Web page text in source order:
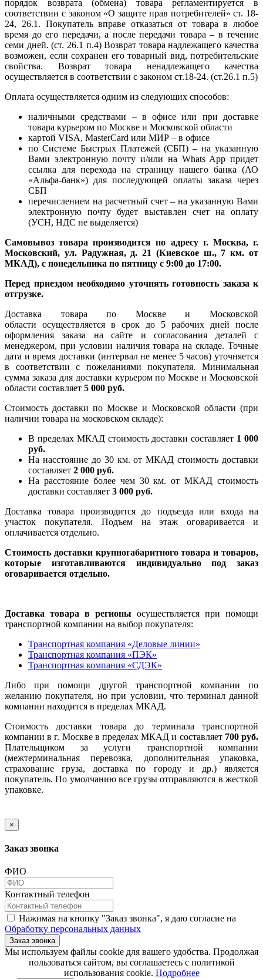
порядок возврата (обмена) товара регламентируется в
соответствии с законом «О защите прав потребителей» ст. 18-
24, 26.1. Покупатель вправе отказаться от товара в любое
время до его передачи, а после передачи товара – в течение
семи дней. (ст. 26.1 п.4) Возврат товара надлежащего качества
возможен, если сохранен его товарный вид, потребительские
свойства. Возврат товара ненадлежащего качества
осуществляется в соответствии с законом ст.18-24. (ст.26.1 п.5)
Оплата осуществляется одним из следующих способов:
наличными средствами – в офисе или при доставке
товара курьером по Москве и Московской области
картой VISA, MasterCard или МИР – в офисе
по Системе Быстрых Платежей (СБП) – на указанную
Вами электронную почту и/или на Whats App придет
ссылка для перехода на страницу нашего банка (АО
«Альфа-банк») для последующей оплаты заказа через
СБП
перечислением на расчетный счет – на указанную Вами
электронную почту будет выставлен счет на оплату
(УСН, НДС не выделяется)
Самовывоз товара производится по адресу г. Москва, г.
Московский, ул. Радужная, д. 21 (Киевское ш., 7 км. от
МКАД), с понедельника по пятницу с 9:00 до 17:00.
Перед приездом необходимо уточнять готовность заказа к
отгрузке.
Доставка товара по Москве и Московской
области осуществляется в срок до 5 рабочих дней после
оформления заказа на сайте и согласования деталей с
менеджером, при условии наличия товара на складе. Точные
дата и время доставки (интервал не менее 5 часов) уточняется
в соответствии с пожеланиями покупателя. Минимальная
сумма заказа для доставки курьером по Москве и Московской
области составляет 5 000 руб.
Стоимость доставки по Москве и Московской области (при
наличии товара на московском складе):
В пределах МКАД стоимость доставки составляет 1 000
руб.
На насcтояние до 30 км. от МКАД стоимость доставки
составляет 2 000 руб.
На расстояние более чем 30 км. от МКАД стоимость
доставки составляет 3 000 руб.
Доставка товара производится до подъезда или входа на
участок покупателя. Подъем на этаж оговаривается и
оплачивается отдельно.
Стоимость доставки крупногабаритного товара и товаров,
которые изготавливаются индивидуально под заказ
оговаривается отдельно.
Доставка товара в регионы осуществляется при помощи
транспортной компании на выбор покупателя:
Транспортная компания «Деловые линии»
Транспортная компания «ПЭК»
Транспортная компания «СДЭК»
Либо при помощи другой транспортной компании по
желанию покупателя, но при условии, что терминал данной
компании находится в пределах МКАД.
Стоимость доставки товара до терминала транспортной
компании в г. Москве в пределах МКАД и составляет 700 руб.
Плательщиком за услуги транспортной компании
(межтерминальная перевозка, дополнительная упаковка,
страхование груза, доставка по городу и др.) является
покупатель. По умолчанию все грузы отправляются в жесткой
упаковке.
×
Заказ звонка
ФИО
Контактный телефон
Нажимая на кнопку "Заказ звонка", я даю согласие на
Обработку персональных данных
Заказ звонка
​​​​​​​Мы используем файлы cookie для вашего удобства. Продолжая
пользоваться сайтом, вы соглашаетесь с политикой
использования cookie.​​​​​​​ Подробнее